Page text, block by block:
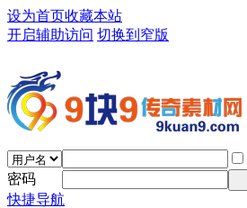
设为首页收藏本站
开启辅助访问 切换到窄版
密码
快捷导航